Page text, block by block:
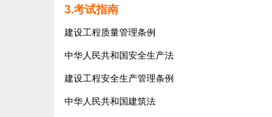
3.考试指南
建设工程质量管理条例
中华人民共和国安全生产法
建设工程安全生产管理条例
中华人民共和国建筑法